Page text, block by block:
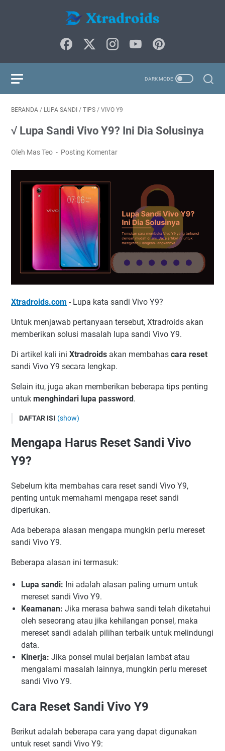
BERANDA / LUPA SANDI / TIPS / VIVO Y9
√ Lupa Sandi Vivo Y9? Ini Dia Solusinya
Oleh Mas Teo Posting Komentar
Xtradroids.com - Lupa kata sandi Vivo Y9?
Untuk menjawab pertanyaan tersebut, Xtradroids akan
memberikan solusi masalah lupa sandi Vivo Y9.
Di artikel kali ini Xtradroids akan membahas cara reset
sandi Vivo Y9 secara lengkap.
Selain itu, juga akan memberikan beberapa tips penting
untuk menghindari lupa password.
DAFTAR ISI (show)
Cara Reset Sandi Vivo Y9
Metode 3: Gunakan Find My Device
Tips untuk Menghindari Lupa Sandi di Masa Depan
Mengapa Harus Reset Sandi Vivo
Y9?
Sebelum kita membahas cara reset sandi Vivo Y9,
penting untuk memahami mengapa reset sandi
diperlukan.
Ada beberapa alasan mengapa mungkin perlu mereset
sandi Vivo Y9.
Beberapa alasan ini termasuk:
Lupa sandi: Ini adalah alasan paling umum untuk
mereset sandi Vivo Y9.
Keamanan: Jika merasa bahwa sandi telah diketahui
oleh seseorang atau jika kehilangan ponsel, maka
mereset sandi adalah pilihan terbaik untuk melindungi
data.
Kinerja: Jika ponsel mulai berjalan lambat atau
mengalami masalah lainnya, mungkin perlu mereset
sandi Vivo Y9.
Cara Reset Sandi Vivo Y9
Berikut adalah beberapa cara yang dapat digunakan
untuk reset sandi Vivo Y9: